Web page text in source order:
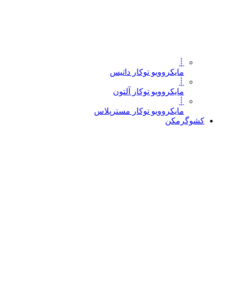
┊
مایکروویو توکار داتیس
┊
مایکروویو توکار آلتون
┊
مایکروویو توکار مسترپلاس
کشوگرمکن